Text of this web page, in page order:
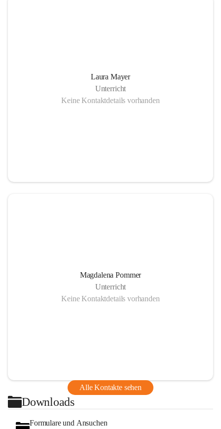
Laura Mayer
Unterricht
Keine Kontaktdetails vorhanden
Magdalena Pommer
Unterricht
Keine Kontaktdetails vorhanden
Alle Kontakte sehen
Downloads
Formulare und Ansuchen